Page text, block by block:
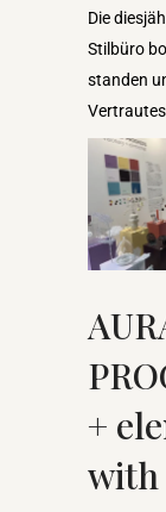
Die
Stilbüro
standen
+
with